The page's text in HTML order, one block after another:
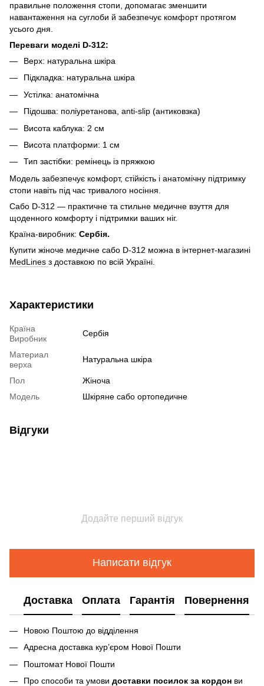
правильне положення стопи, допомагає зменшити
навантаження на суглоби й забезпечує комфорт протягом
усього дня.
Переваги моделі D-312:
Верх: натуральна шкіра
Підкладка: натуральна шкіра
Устілка: анатомічна
Підошва: поліуретанова, anti-slip (антиковзка)
Висота каблука: 2 см
Висота платформи: 1 см
Тип застібки: ремінець із пряжкою
Модель забезпечує комфорт, стійкість і анатомічну підтримку
стопи навіть під час тривалого носіння.
Сабо D-312 — практичне та стильне медичне взуття для
щоденного комфорту і підтримки ваших ніг.
Країна-виробник: Сербія.
Купити жіноче медичне сабо D-312 можна в інтернет-магазині
MedLines з доставкою по всій Україні.
Характеристики
Країна
Виробник
Сербія
Материал
верха
Натуральна шкіра
Пол
Жіноча
Модель
Шкіряне сабо ортопедичне
Відгуки
Додайте перший відгук
Написати відгук
Доставка Оплата Гарантія Повернення
Новою Поштою до відділення
Адресна доставка курʼєром Нової Пошти
Поштомат Нової Пошти
Про способи та умови доставки посилок за кордон ви